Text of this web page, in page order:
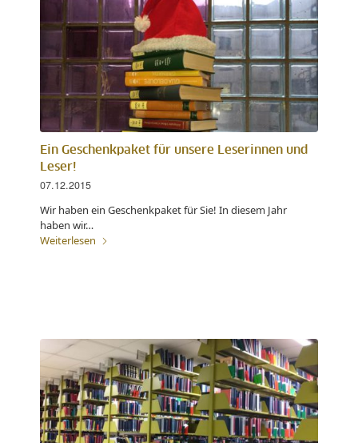
Ein Geschenkpaket für unsere Leserinnen und
Leser!
07.12.2015
Wir haben ein Geschenkpaket für Sie! In diesem Jahr
haben wir…
Weiterlesen